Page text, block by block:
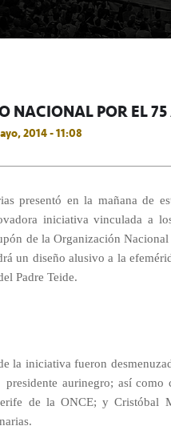
NACIONAL POR EL
2014 - 11:08
presentó en la mañana de
iniciativa vinculada a
de la Organización
un diseño alusivo a la
Padre Teide.
la iniciativa fueron
presidente aurinegro; así
de la ONCE; y Cristóbal